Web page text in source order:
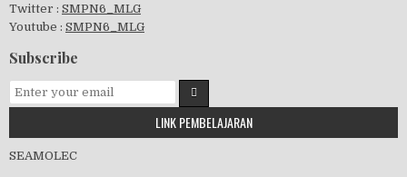
GSF 2019
Pembagian Ijazah 2020
Twitter : SMPN6_MLG
Youtube : SMPN6_MLG
Subscribe
LINK PEMBELAJARAN
SEAMOLEC